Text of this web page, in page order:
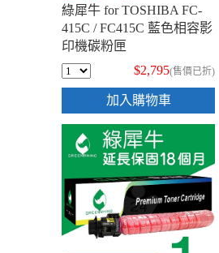
綠犀牛 for TOSHIBA FC-
415C / FC415C 藍色相容影
印機碳粉匣
$2,795(售價已折)
加入購物車